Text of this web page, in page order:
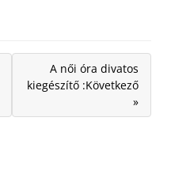
A női óra divatos
kiegészítő :Következő
»